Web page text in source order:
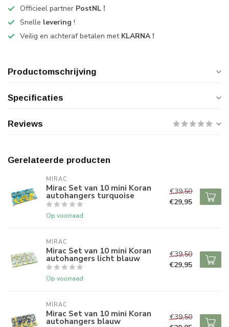
Officieel partner PostNL !
Snelle levering !
Veilig en achteraf betalen met KLARNA !
Productomschrijving
Specificaties
Reviews
Gerelateerde producten
MIRAC
Mirac Set van 10 mini Koran
autohangers turquoise
Op voorraad
€39,50
€29,95
MIRAC
Mirac Set van 10 mini Koran
autohangers licht blauw
Op voorraad
€39,50
€29,95
MIRAC
Mirac Set van 10 mini Koran
autohangers blauw
€39,50